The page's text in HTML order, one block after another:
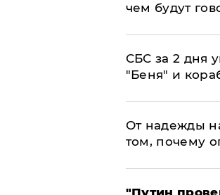
чем будут
СБС за 2 дня
"Беня" и
От надежды
том, почему